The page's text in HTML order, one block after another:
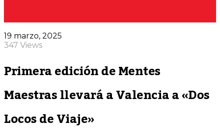
19 marzo, 2025
347 Views
Primera edición de Mentes
Maestras llevará a Valencia a «Dos
Locos de Viaje»